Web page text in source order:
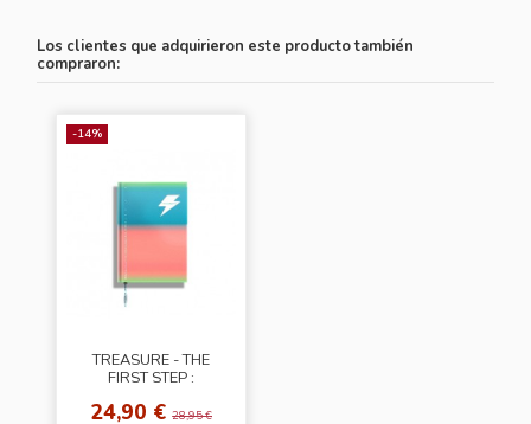
Los clientes que adquirieron este producto también
compraron:
-14%
TREASURE - THE
FIRST STEP :
[White Ver.]
24,90 €28,95 €